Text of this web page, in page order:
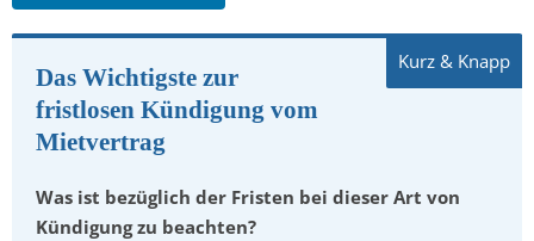
Das Wichtigste zur
fristlosen Kündigung vom
Mietvertrag
Was ist bezüglich der Fristen bei dieser Art von
Kündigung zu beachten?